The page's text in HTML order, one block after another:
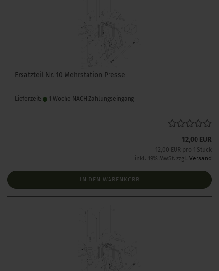
Ersatzteil Nr. 10 Mehrstation Presse
Lieferzeit: 1 Woche NACH Zahlungseingang
12,00 EUR
12,00 EUR pro 1 Stück
inkl. 19% MwSt. zzgl. Versand
IN DEN WARENKORB